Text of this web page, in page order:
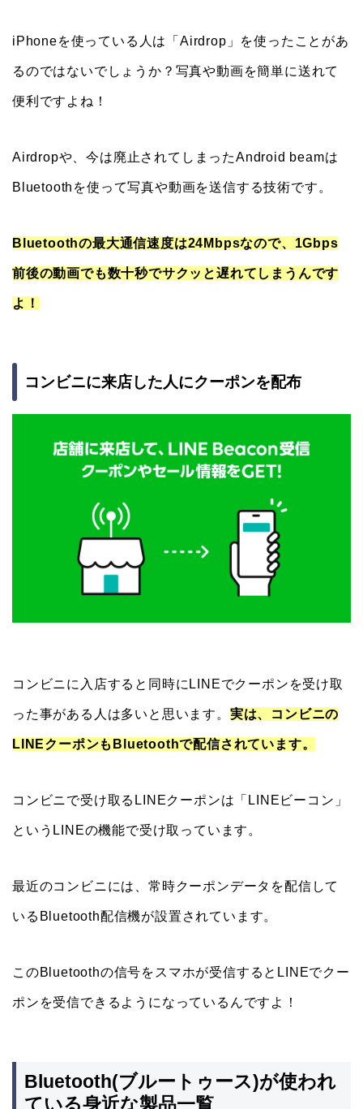
iPhoneを使っている人は「Airdrop」を使ったことがあ
るのではないでしょうか？写真や動画を簡単に送れて
便利ですよね！
Airdropや、今は廃止されてしまったAndroid beamは
Bluetoothを使って写真や動画を送信する技術です。
Bluetoothの最大通信速度は24Mbpsなので、1Gbps
前後の動画でも数十秒でサクッと遅れてしまうんです
よ！
コンビニに来店した人にクーポンを配布
コンビニに入店すると同時にLINEでクーポンを受け取
った事がある人は多いと思います。 実は、コンビニの
LINEクーポンもBluetoothで配信されています。
コンビニで受け取るLINEクーポンは「LINEビーコン」
というLINEの機能で受け取っています。
最近のコンビニには、常時クーポンデータを配信して
いるBluetooth配信機が設置されています。
このBluetoothの信号をスマホが受信するとLINEでクー
ポンを受信できるようになっているんですよ！
Bluetooth(ブルートゥース)が使われ
ている身近な製品一覧